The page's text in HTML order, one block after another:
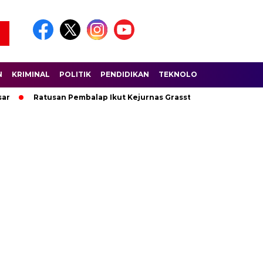
KRIMINAL POLITIK PENDIDIKAN TEKNOLOGI
Ratusan Pembalap Ikut Kejurnas Grasstrack di Sirkuit Lantan